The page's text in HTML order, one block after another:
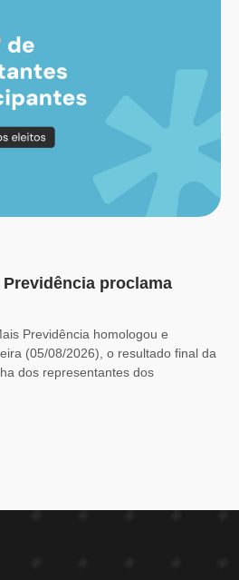
Previdência proclama
Previdência homologou e
(05/08/2026), o resultado final da
dos representantes dos